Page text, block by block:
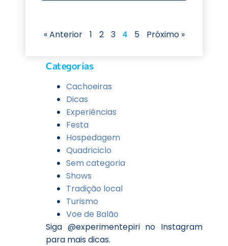
« Anterior 1 2 3 4 5 Próximo »
Categorias
Cachoeiras
Dicas
Experiências
Festa
Hospedagem
Quadriciclo
Sem categoria
Shows
Tradição local
Turismo
Voe de Balão
Siga @experimentepiri no Instagram
para mais dicas.